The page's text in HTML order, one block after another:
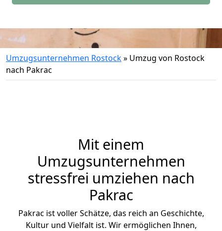
Umzugsunternehmen Rostock» Umzug von Rostock
nach Pakrac
Mit einem
Umzugsunternehmen
stressfrei umziehen nach
Pakrac
Pakrac ist voller Schätze, das reich an Geschichte,
Kultur und Vielfalt ist. Wir ermöglichen Ihnen,